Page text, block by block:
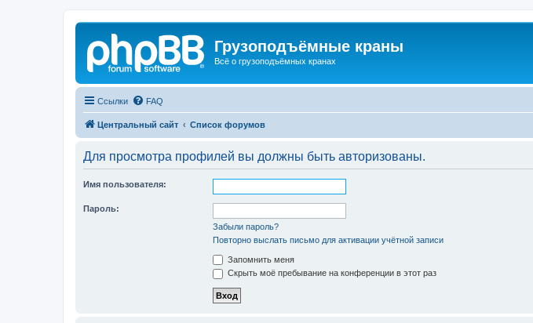
Грузоподъёмные краны
Всё о грузоподъёмных кранах
Ссылки FAQ
Центральный сайт Список форумов
Для просмотра профилей вы должны быть авторизованы.
Имя пользователя:
Пароль:
Забыли пароль?
Повторно выслать письмо для активации учётной записи
Запомнить меня
Скрыть моё пребывание на конференции в этот раз